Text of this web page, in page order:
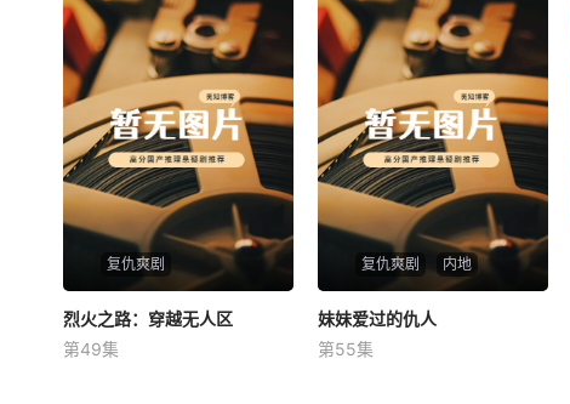
复仇爽剧
烈火之路：穿越无人区
未知
烈火之路：穿越无人区
第49集
复仇爽剧 内地
妹妹爱过的仇人
未知
妹妹爱过的仇人
第55集